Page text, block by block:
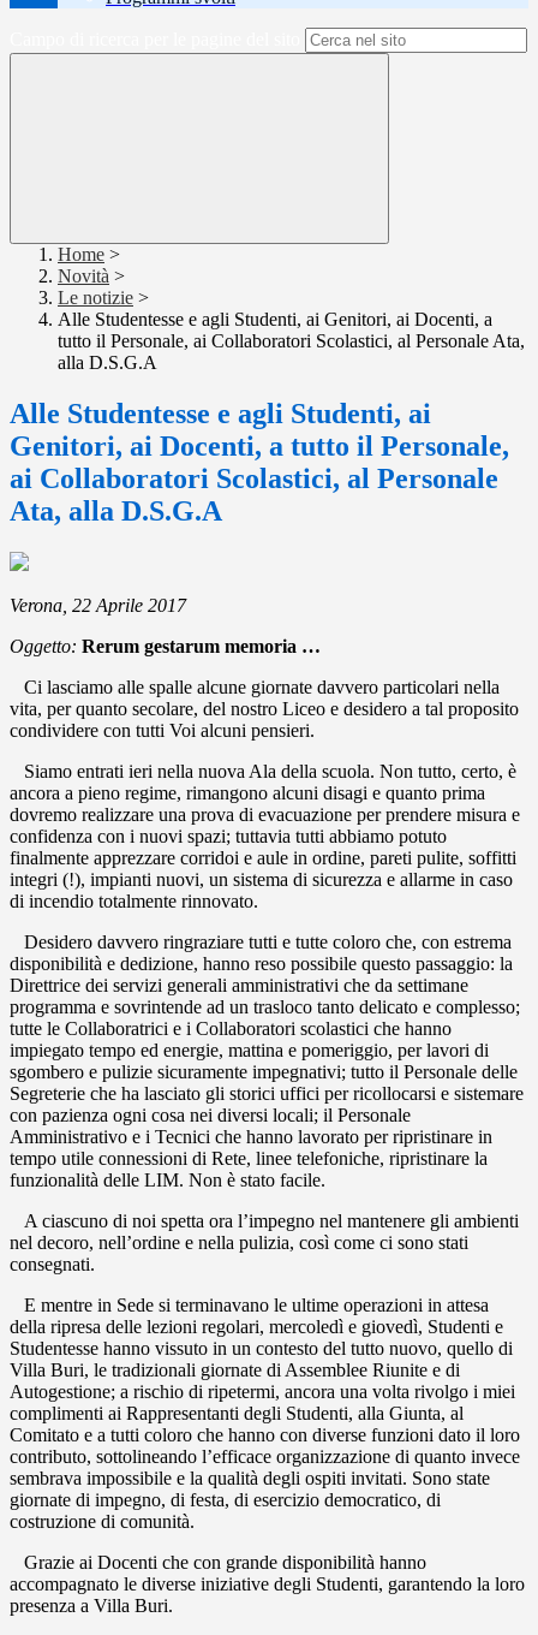
Home >
Novità >
Le notizie >
Alle Studentesse e agli Studenti, ai Genitori, ai Docenti, a
tutto il Personale, ai Collaboratori Scolastici, al Personale Ata,
alla D.S.G.A
Alle Studentesse e agli Studenti, ai
Genitori, ai Docenti, a tutto il Personale,
ai Collaboratori Scolastici, al Personale
Ata, alla D.S.G.A
Verona, 22 Aprile 2017
Oggetto: Rerum gestarum memoria …
Ci lasciamo alle spalle alcune giornate davvero particolari nella
vita, per quanto secolare, del nostro Liceo e desidero a tal proposito
condividere con tutti Voi alcuni pensieri.
Siamo entrati ieri nella nuova Ala della scuola. Non tutto, certo, è
ancora a pieno regime, rimangono alcuni disagi e quanto prima
dovremo realizzare una prova di evacuazione per prendere misura e
confidenza con i nuovi spazi; tuttavia tutti abbiamo potuto
finalmente apprezzare corridoi e aule in ordine, pareti pulite, soffitti
integri (!), impianti nuovi, un sistema di sicurezza e allarme in caso
di incendio totalmente rinnovato.
Desidero davvero ringraziare tutti e tutte coloro che, con estrema
disponibilità e dedizione, hanno reso possibile questo passaggio: la
Direttrice dei servizi generali amministrativi che da settimane
programma e sovrintende ad un trasloco tanto delicato e complesso;
tutte le Collaboratrici e i Collaboratori scolastici che hanno
impiegato tempo ed energie, mattina e pomeriggio, per lavori di
sgombero e pulizie sicuramente impegnativi; tutto il Personale delle
Segreterie che ha lasciato gli storici uffici per ricollocarsi e sistemare
con pazienza ogni cosa nei diversi locali; il Personale
Amministrativo e i Tecnici che hanno lavorato per ripristinare in
tempo utile connessioni di Rete, linee telefoniche, ripristinare la
funzionalità delle LIM. Non è stato facile.
A ciascuno di noi spetta ora l’impegno nel mantenere gli ambienti
nel decoro, nell’ordine e nella pulizia, così come ci sono stati
consegnati.
E mentre in Sede si terminavano le ultime operazioni in attesa
della ripresa delle lezioni regolari, mercoledì e giovedì, Studenti e
Studentesse hanno vissuto in un contesto del tutto nuovo, quello di
Villa Buri, le tradizionali giornate di Assemblee Riunite e di
Autogestione; a rischio di ripetermi, ancora una volta rivolgo i miei
complimenti ai Rappresentanti degli Studenti, alla Giunta, al
Comitato e a tutti coloro che hanno con diverse funzioni dato il loro
contributo, sottolineando l’efficace organizzazione di quanto invece
sembrava impossibile e la qualità degli ospiti invitati. Sono state
giornate di impegno, di festa, di esercizio democratico, di
costruzione di comunità.
Grazie ai Docenti che con grande disponibilità hanno
accompagnato le diverse iniziative degli Studenti, garantendo la loro
presenza a Villa Buri.